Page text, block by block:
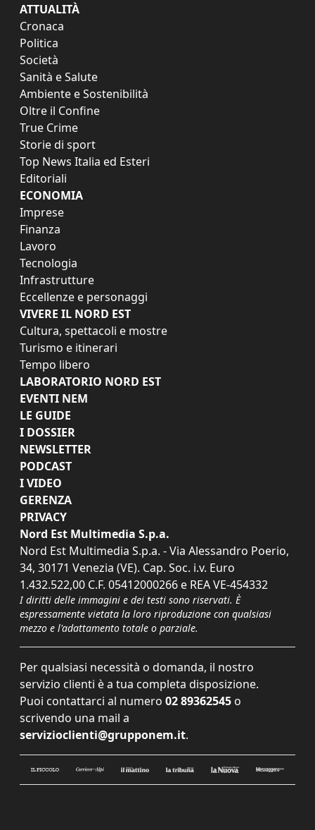
ATTUALITÀ
Cronaca
Politica
Società
Sanità e Salute
Ambiente e Sostenibilità
Oltre il Confine
True Crime
Storie di sport
Top News Italia ed Esteri
Editoriali
ECONOMIA
Imprese
Finanza
Lavoro
Tecnologia
Infrastrutture
Eccellenze e personaggi
VIVERE IL NORD EST
Cultura, spettacoli e mostre
Turismo e itinerari
Tempo libero
LABORATORIO NORD EST
EVENTI NEM
LE GUIDE
I DOSSIER
NEWSLETTER
PODCAST
I VIDEO
GERENZA
PRIVACY
Nord Est Multimedia S.p.a.
Nord Est Multimedia S.p.a. - Via Alessandro Poerio,
34, 30171 Venezia (VE). Cap. Soc. i.v. Euro
1.432.522,00 C.F. 05412000266 e REA VE-454332
I diritti delle immagini e dei testi sono riservati. È
espressamente vietata la loro riproduzione con qualsiasi
mezzo e l'adattamento totale o parziale.
Per qualsiasi necessità o domanda, il nostro
servizio clienti è a tua completa disposizione.
Puoi contattarci al numero 02 89362545 o
scrivendo una mail a
servizioclienti@grupponem.it.